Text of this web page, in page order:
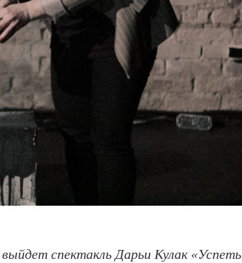
спектакль Дарьи Кулак